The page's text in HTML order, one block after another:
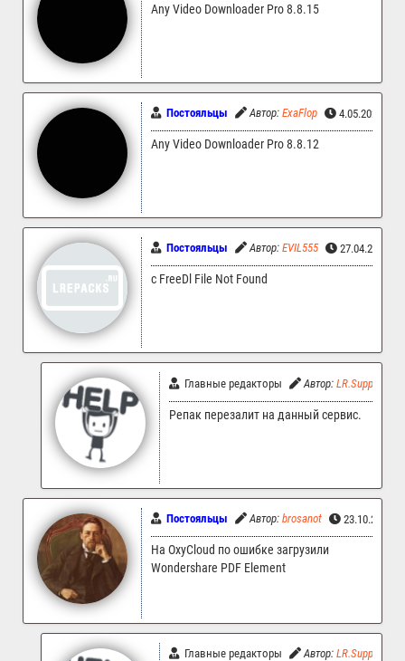
Any Video Downloader Pro 8.8.15
Постояльцы Автор: ExaFlop 4.05.2024
Any Video Downloader Pro 8.8.12
Постояльцы Автор: EVIL555 27.04.2024
с FreeDl File Not Found
Главные редакторы Автор: LR.Support
Репак перезалит на данный сервис.
Постояльцы Автор: brosanot 23.10.2023
На OxyCloud по ошибке загрузили
Wondershare PDF Element
Главные редакторы Автор: LR.Support